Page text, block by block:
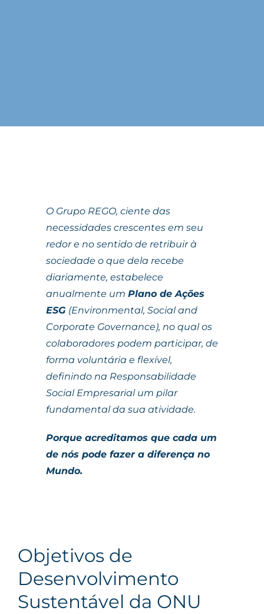
O Grupo REGO, ciente das
necessidades crescentes em seu
redor e no sentido de retribuir à
sociedade o que dela recebe
diariamente, estabelece
anualmente um Plano de Ações
ESG (Environmental, Social and
Corporate Governance), no qual os
colaboradores podem participar, de
forma voluntária e flexível,
definindo na Responsabilidade
Social Empresarial um pilar
fundamental da sua atividade.
Porque acreditamos que cada um
de nós pode fazer a diferença no
Mundo.
Objetivos de
Desenvolvimento
Sustentável da ONU